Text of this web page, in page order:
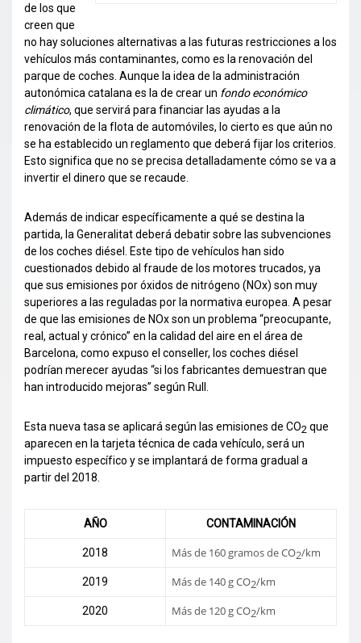
de los que
creen que
no hay soluciones alternativas a las futuras restricciones a los
vehículos más contaminantes, como es la renovación del
parque de coches. Aunque la idea de la administración
autonómica catalana es la de crear un fondo económico
climático, que servirá para financiar las ayudas a la
renovación de la flota de automóviles, lo cierto es que aún no
se ha establecido un reglamento que deberá fijar los criterios.
Esto significa que no se precisa detalladamente cómo se va a
invertir el dinero que se recaude.
Además de indicar específicamente a qué se destina la
partida, la Generalitat deberá debatir sobre las subvenciones
de los coches diésel. Este tipo de vehículos han sido
cuestionados debido al fraude de los motores trucados, ya
que sus emisiones por óxidos de nitrógeno (NOx) son muy
superiores a las reguladas por la normativa europea. A pesar
de que las emisiones de NOx son un problema “preocupante,
real, actual y crónico” en la calidad del aire en el área de
Barcelona, como expuso el conseller, los coches diésel
podrían merecer ayudas “si los fabricantes demuestran que
han introducido mejoras” según Rull.
Esta nueva tasa se aplicará según las emisiones de CO2 que
aparecen en la tarjeta técnica de cada vehículo, será un
impuesto específico y se implantará de forma gradual a
partir del 2018.
AÑO CONTAMINACIÓN
2018 Más de 160 gramos de CO2/km
2019 Más de 140 g CO2/km
2020 Más de 120 g CO2/km